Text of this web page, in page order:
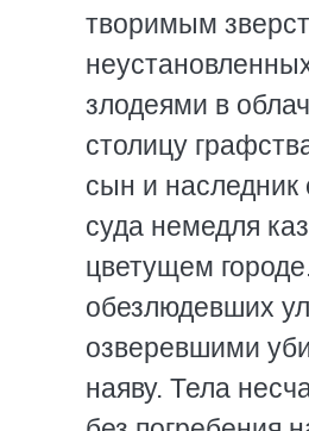
творимым
злодеями в
столицу
сын и наследник
суда немедля
цветущем
обезлюдевших
озверевшими
наяву. Тела